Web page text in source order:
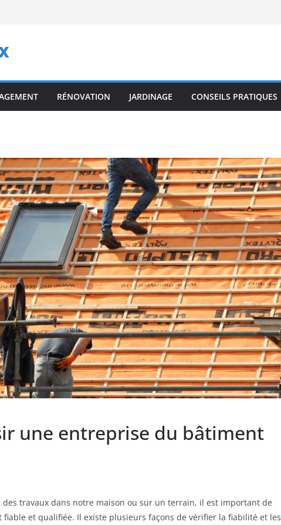
RÉNOVATION JARDINAGE CONSEILS PRATIQUES
une entreprise du bâtiment
des travaux dans notre maison ou sur un terrain, il est important de
et qualifiée. Il existe plusieurs façons de vérifier la fiabilité et les